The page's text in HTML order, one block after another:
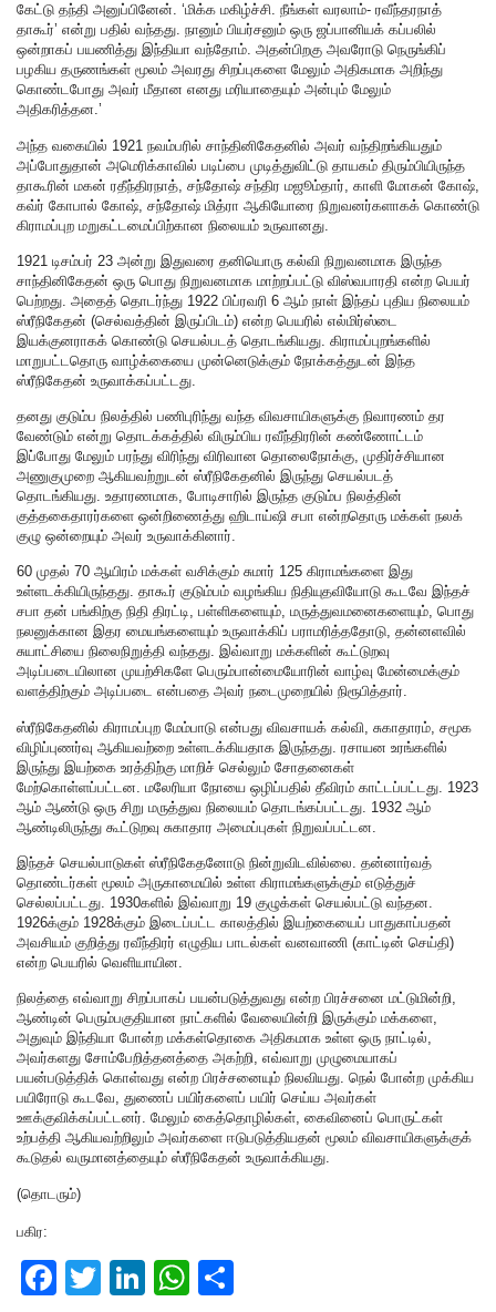
கேட்டு தந்தி அனுப்பினேன். ‘மிக்க மகிழ்ச்சி. நீங்கள் வரலாம்- ரவீந்தரநாத்
தாகூர்’ என்று பதில் வந்தது. நானும் பியர்சனும் ஒரு ஜப்பானியக் கப்பலில்
ஒன்றாகப் பயணித்து இந்தியா வந்தோம். அதன்பிறகு அவரோடு நெருங்கிப்
பழகிய தருணங்கள் மூலம் அவரது சிறப்புகளை மேலும் அதிகமாக அறிந்து
கொண்டபோது அவர் மீதான எனது மரியாதையும் அன்பும் மேலும்
அதிகரித்தன.’
அந்த வகையில் 1921 நவம்பரில் சாந்தினிகேதனில் அவர் வந்திறங்கியதும்
அப்போதுதான் அமெரிக்காவில் படிப்பை முடித்துவிட்டு தாயகம் திரும்பியிருந்த
தாகூரின் மகன் ரதீந்திரநாத், சந்தோஷ் சந்திர மஜூம்தார், காளி மோகன் கோஷ்,
கவ்ர் கோபால் கோஷ், சந்தோஷ் மித்ரா ஆகியோரை நிறுவனர்களாகக் கொண்டு
கிராமப்புற மறுகட்டமைப்பிற்கான நிலையம் உருவானது.
1921 டிசம்பர் 23 அன்று இதுவரை தனியொரு கல்வி நிறுவனமாக இருந்த
சாந்தினிகேதன் ஒரு பொது நிறுவனமாக மாற்றப்பட்டு விஸ்வபாரதி என்ற பெயர்
பெற்றது. அதைத் தொடர்ந்து 1922 பிப்ரவரி 6 ஆம் நாள் இந்தப் புதிய நிலையம்
ஸ்ரீநிகேதன் (செல்வத்தின் இருப்பிடம்) என்ற பெயரில் எல்மிர்ஸ்டை
இயக்குனராகக் கொண்டு செயல்படத் தொடங்கியது. கிராமப்புறங்களில்
மாறுபட்டதொரு வாழ்க்கையை முன்னெடுக்கும் நோக்கத்துடன் இந்த
ஸ்ரீநிகேதன் உருவாக்கப்பட்டது.
தனது குடும்ப நிலத்தில் பணிபுரிந்து வந்த விவசாயிகளுக்கு நிவாரணம் தர
வேண்டும் என்று தொடக்கத்தில் விரும்பிய ரவீந்திரரின் கண்ணோட்டம்
இப்போது மேலும் பரந்து விரிந்து விரிவான தொலைநோக்கு, முதிர்ச்சியான
அணுகுமுறை ஆகியவற்றுடன் ஸ்ரீநிகேதனில் இருந்து செயல்படத்
தொடங்கியது. உதாரணமாக, போடிசாரில் இருந்த குடும்ப நிலத்தின்
குத்தகைதாரர்களை ஒன்றிணைத்து ஹிடாய்ஷி சபா என்றதொரு மக்கள் நலக்
குழு ஒன்றையும் அவர் உருவாக்கினார்.
60 முதல் 70 ஆயிரம் மக்கள் வசிக்கும் சுமார் 125 கிராமங்களை இது
உள்ளடக்கியிருந்தது. தாகூர் குடும்பம் வழங்கிய நிதியுதவியோடு கூடவே இந்தச்
சபா தன் பங்கிற்கு நிதி திரட்டி, பள்ளிகளையும், மருத்துவமனைகளையும், பொது
நலனுக்கான இதர மையங்களையும் உருவாக்கிப் பராமரித்ததோடு, தன்னளவில்
சுயாட்சியை நிலைநிறுத்தி வந்தது. இவ்வாறு மக்களின் கூட்டுறவு
அடிப்படையிலான முயற்சிகளே பெரும்பான்மையோரின் வாழ்வு மேன்மைக்கும்
வளத்திற்கும் அடிப்படை என்பதை அவர் நடைமுறையில் நிரூபித்தார்.
ஸ்ரீநிகேதனில் கிராமப்புற மேம்பாடு என்பது விவசாயக் கல்வி, சுகாதாரம், சமூக
விழிப்புணர்வு ஆகியவற்றை உள்ளடக்கியதாக இருந்தது. ரசாயன உரங்களில்
இருந்து இயற்கை உரத்திற்கு மாறிச் செல்லும் சோதனைகள்
மேற்கொள்ளப்பட்டன. மலேரியா நோயை ஒழிப்பதில் தீவிரம் காட்டப்பட்டது. 1923
ஆம் ஆண்டு ஒரு சிறு மருத்துவ நிலையம் தொடங்கப்பட்டது. 1932 ஆம்
ஆண்டிலிருந்து கூட்டுறவு சுகாதார அமைப்புகள் நிறுவப்பட்டன.
இந்தச் செயல்பாடுகள் ஸ்ரீநிகேதனோடு நின்றுவிடவில்லை. தன்னார்வத்
தொண்டர்கள் மூலம் அருகாமையில் உள்ள கிராமங்களுக்கும் எடுத்துச்
செல்லப்பட்டது. 1930களில் இவ்வாறு 19 குழுக்கள் செயல்பட்டு வந்தன.
1926க்கும் 1928க்கும் இடைப்பட்ட காலத்தில் இயற்கையைப் பாதுகாப்பதன்
அவசியம் குறித்து ரவீந்திரர் எழுதிய பாடல்கள் வனவாணி (காட்டின் செய்தி)
என்ற பெயரில் வெளியாயின.
நிலத்தை எவ்வாறு சிறப்பாகப் பயன்படுத்துவது என்ற பிரச்சனை மட்டுமின்றி,
ஆண்டின் பெரும்பகுதியான நாட்களில் வேலையின்றி இருக்கும் மக்களை,
அதுவும் இந்தியா போன்ற மக்கள்தொகை அதிகமாக உள்ள ஒரு நாட்டில்,
அவர்களது சோம்பேறித்தனத்தை அகற்றி, எவ்வாறு முழுமையாகப்
பயன்படுத்திக் கொள்வது என்ற பிரச்சனையும் நிலவியது. நெல் போன்ற முக்கிய
பயிரோடு கூடவே, துணைப் பயிர்களைப் பயிர் செய்ய அவர்கள்
ஊக்குவிக்கப்பட்டனர். மேலும் கைத்தொழில்கள், கைவினைப் பொருட்கள்
உற்பத்தி ஆகியவற்றிலும் அவர்களை ஈடுபடுத்தியதன் மூலம் விவசாயிகளுக்குக்
கூடுதல் வருமானத்தையும் ஸ்ரீநிகேதன் உருவாக்கியது.
(தொடரும்)
பகிர:
F
T
Li
W